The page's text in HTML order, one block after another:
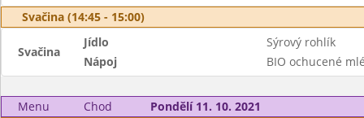
Svačina (14:45 - 15:00)
Svačina
Jídlo
Sýrový rohlík
Nápoj
BIO ochucené
Menu Chod
Pondělí 11. 10. 2021